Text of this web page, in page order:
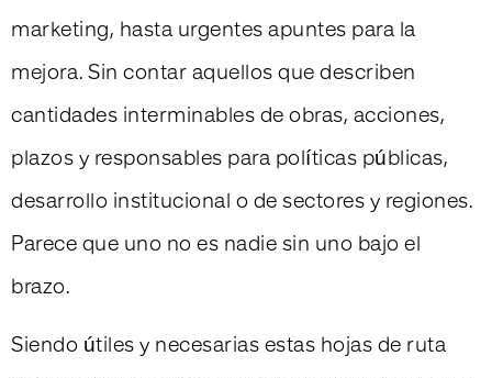
marketing, hasta urgentes apuntes para la
mejora. Sin contar aquellos que describen
cantidades interminables de obras, acciones,
plazos y responsables para políticas públicas,
desarrollo institucional o de sectores y regiones.
Parece que uno no es nadie sin uno bajo el
brazo.
Siendo útiles y necesarias estas hojas de ruta